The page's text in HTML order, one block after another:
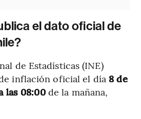
el dato oficial de
de Estadísticas (INE)
inflación oficial el día 8 de
las 08:00de la mañana,